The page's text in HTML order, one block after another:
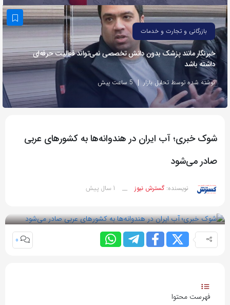
اشتراک
بگذارید.
کپی
لینک
بازرگانی و تجارت و خدمات
خبرنگار مانند پزشک بدون دانش تخصصی نمی‌تواند فعالیت حرفه‌ای
داشته باشد
نوشته شده توسط تحلیل بازار 5 ساعت پیش
شوک خبری؛ آب ایران در هندوانه‌ها به کشورهای عربی
صادر می‌شود
نویسنده: گسترش نیوز __ 1 سال پیش
0
فهرست محتوا